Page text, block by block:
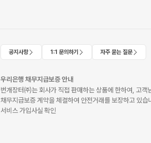
공지사항 1:1 문의하기 자주 묻는 질문
우리은행 채무지급보증 안내
번개장터㈜는 회사가 직접 판매하는 상품에 한하여, 고객
채무지급보증 계약을 체결하여 안전거래를 보장하고 있습
서비스 가입사실 확인